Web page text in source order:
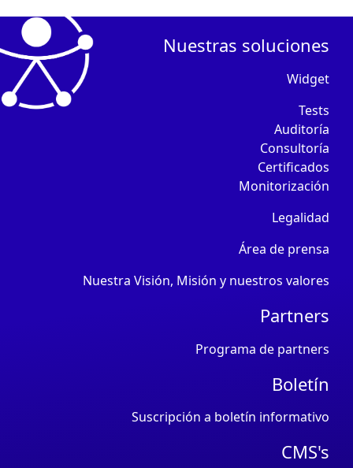
Nuestras soluciones
Widget
Tests
Auditoría
Consultoría
Certificados
Monitorización
Legalidad
Área de prensa
Nuestra Visión, Misión y nuestros valores
Partners
Programa de partners
Boletín
Suscripción a boletín informativo
CMS's